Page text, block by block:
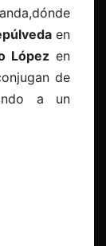
en
López en
de
a un